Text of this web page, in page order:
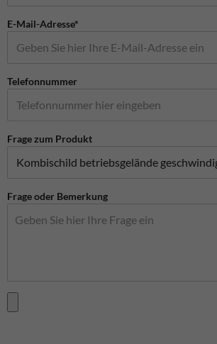
E-Mail-Adresse*
Telefonnummer
Frage zum Produkt
Frage oder Bemerkung